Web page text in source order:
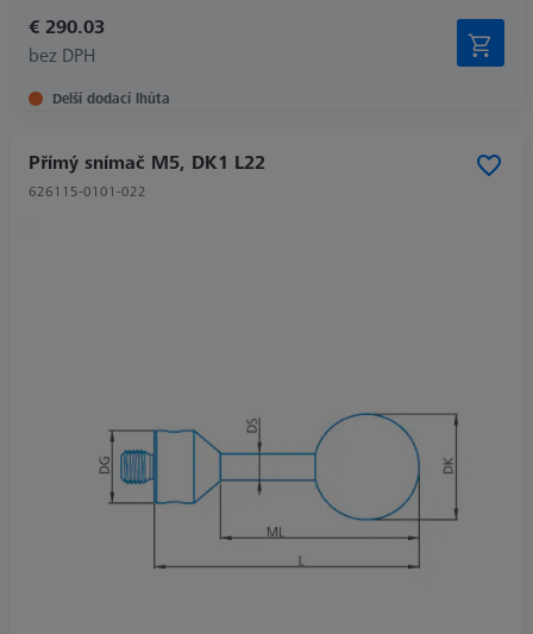
€ 290.03
bez DPH
Delší dodací lhůta
Přímý snímač M5, DK1 L22
626115-0101-022